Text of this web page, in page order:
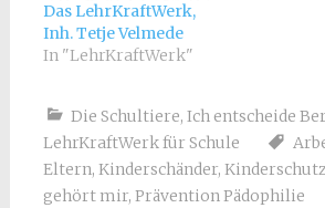
Das LehrKraftWerk,
Inh. Tetje Velmede
In "LehrKraftWerk"
Die Schultiere, Ich entscheide
LehrKraftWerk für Schule
Eltern, Kinderschänder, Kinderschutz
gehört mir, Prävention Pädophilie